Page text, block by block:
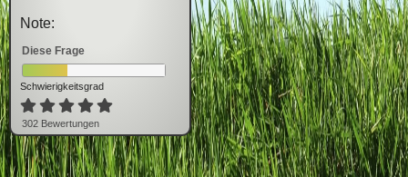
Note:
Diese Frage
Schwierigkeitsgrad
302 Bewertungen